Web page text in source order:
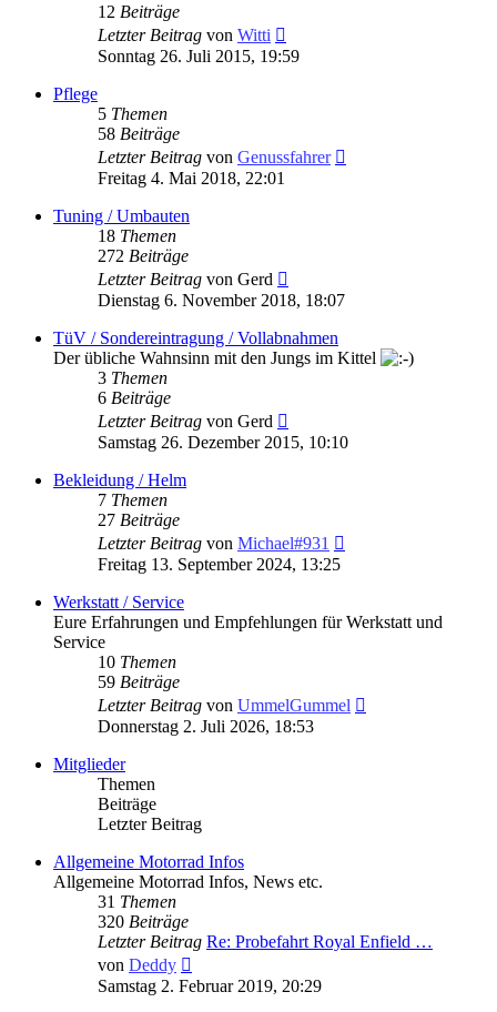
12 Beiträge
Letzter Beitrag von Witti
Beitrag
Sonntag 26. Juli 2015, 19:59
Pflege
5 Themen
58 Beiträge
Letzter Beitrag von Genussfahrer
Freitag 4. Mai 2018, 22:01
Tuning / Umbauten
18 Themen
272 Beiträge
Letzter Beitrag von Gerd
Beitrag
Dienstag 6. November 2018, 18:07
TüV / Sondereintragung / Vollabnahmen
Der übliche Wahnsinn mit den Jungs im Kittel
3 Themen
6 Beiträge
Letzter Beitrag von Gerd
Beitrag
Samstag 26. Dezember 2015, 10:10
Bekleidung / Helm
7 Themen
27 Beiträge
Letzter Beitrag von Michael#931
Freitag 13. September 2024, 13:25
Werkstatt / Service
Eure Erfahrungen und Empfehlungen für Werkstatt und
Service
10 Themen
59 Beiträge
Letzter Beitrag von UmmelGummel
Donnerstag 2. Juli 2026, 18:53
Mitglieder
Themen
Beiträge
Letzter Beitrag
Allgemeine Motorrad Infos
Allgemeine Motorrad Infos, News etc.
31 Themen
320 Beiträge
Letzter Beitrag Re: Probefahrt Royal Enfield …
von Deddy
Beitrag
Samstag 2. Februar 2019, 20:29